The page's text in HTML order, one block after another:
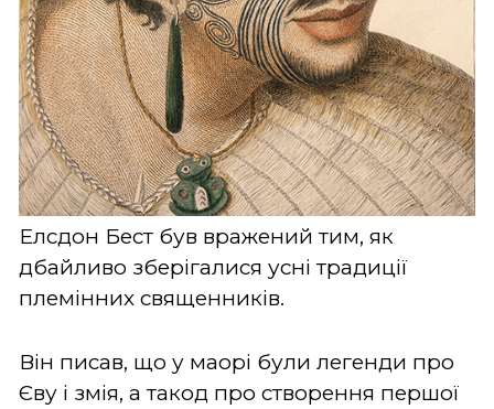
Елсдон Бест був вражений тим, як
дбайливо зберігалися усні традиції
племінних священників.
Він писав, що у маорі були легенди про
Єву і змія, а такод про створення першої